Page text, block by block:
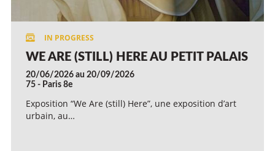
WE ARE (STILL) HERE AU PETIT PALAIS
20/06/2026 au 20/09/2026
75 - Paris 8e
Exposition “We Are (still) Here”, une exposition d’art
urbain, au…